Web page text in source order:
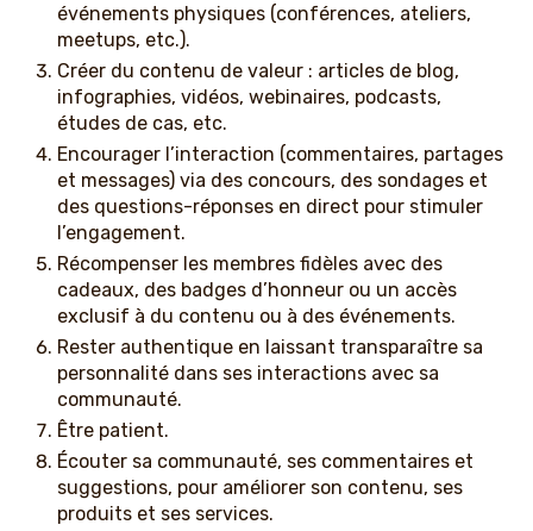
événements physiques (conférences, ateliers,
meetups, etc.).
Créer du contenu de valeur : articles de blog,
infographies, vidéos, webinaires, podcasts,
études de cas, etc.
Encourager l’interaction (commentaires, partages
et messages) via des concours, des sondages et
des questions-réponses en direct pour stimuler
l’engagement.
Récompenser les membres fidèles avec des
cadeaux, des badges d’honneur ou un accès
exclusif à du contenu ou à des événements.
Rester authentique en laissant transparaître sa
personnalité dans ses interactions avec sa
communauté.
Être patient.
Écouter sa communauté, ses commentaires et
suggestions, pour améliorer son contenu, ses
produits et ses services.